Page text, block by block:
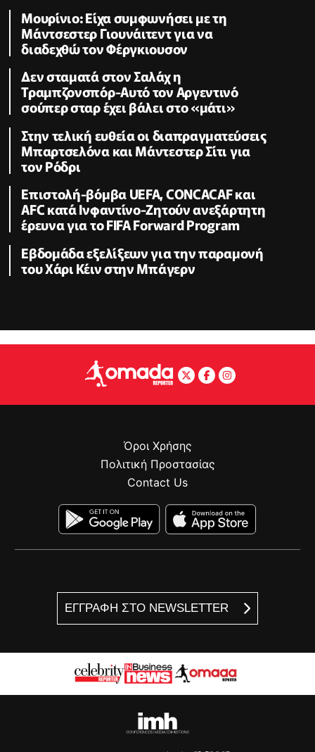
Μουρίνιο: Είχα συμφωνήσει με τη
Μάντσεστερ Γιουνάιτεντ για να
διαδεχθώ τον Φέργκιουσον
Δεν σταματά στον Σαλάχ η
Τραμπζονσπόρ-Αυτό τον Αργεντινό
σούπερ σταρ έχει βάλει στο «μάτι»
Στην τελική ευθεία οι διαπραγματεύσεις
Μπαρτσελόνα και Μάντεστερ Σίτι για
τον Ρόδρι
Επιστολή-βόμβα UEFA, CONCACAF και
AFC κατά Ινφαντίνο-Ζητούν ανεξάρτητη
έρευνα για το FIFA Forward Program
Εβδομάδα εξελίξεων για την παραμονή
του Χάρι Κέιν στην Μπάγερν
ΕΓΓΡΑΦΗ ΣΤΟ NEWSLETTER
Όροι Χρήσης
Πολιτική Προστασίας
Contact Us